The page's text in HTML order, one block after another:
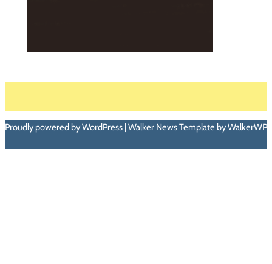
Proudly powered by WordPress | Walker News Template by WalkerWP